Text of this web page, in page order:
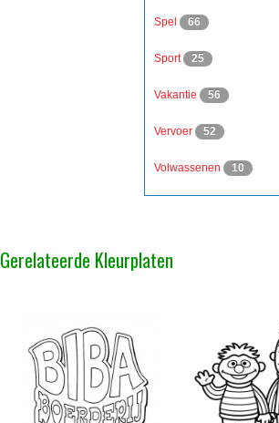
Spel 66
Sport 25
Vakantie 56
Vervoer 52
Volwassenen 10
Gerelateerde Kleurplaten